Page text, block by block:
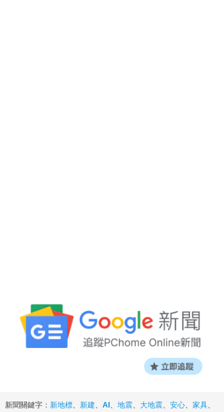
新聞關鍵字： 新地標 新建 AI 地震 大地震 安心 家具